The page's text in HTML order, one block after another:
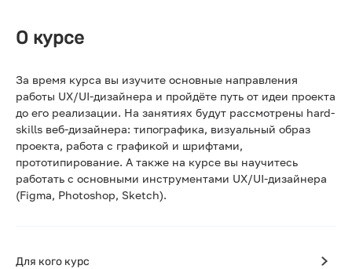
О курсе
За время курса вы изучите основные направления
работы UX/UI-дизайнера и пройдёте путь от идеи проекта
до его реализации. На занятиях будут рассмотрены hard-
skills веб-дизайнера: типографика, визуальный образ
проекта, работа с графикой и шрифтами,
прототипирование. А также на курсе вы научитесь
работать с основными инструментами UX/UI-дизайнера
(Figma, Photoshop, Sketch).
Для кого курс